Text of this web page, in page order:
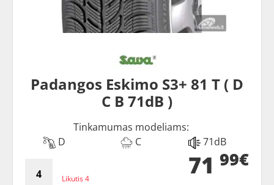
Padangos Eskimo S3+ 81 T ( D
C B 71dB )
Tinkamumas modeliams:
D
C 71dB
Likutis 4 71 99€